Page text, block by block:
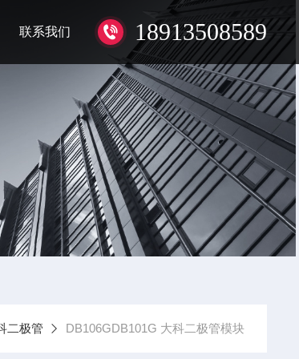
18913508589
联系我们
二极管 DB106GDB101G 大科二极管模块